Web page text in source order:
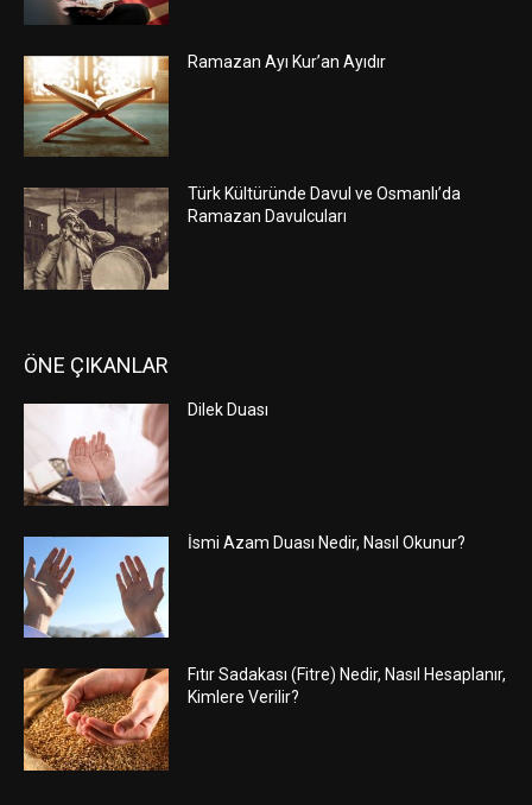
Ramazan Ayı Kur’an Ayıdır
Türk Kültüründe Davul ve Osmanlı’da
Ramazan Davulcuları
ÖNE ÇIKANLAR
Dilek Duası
İsmi Azam Duası Nedir, Nasıl Okunur?
Fıtır Sadakası (Fitre) Nedir, Nasıl Hesaplanır,
Kimlere Verilir?